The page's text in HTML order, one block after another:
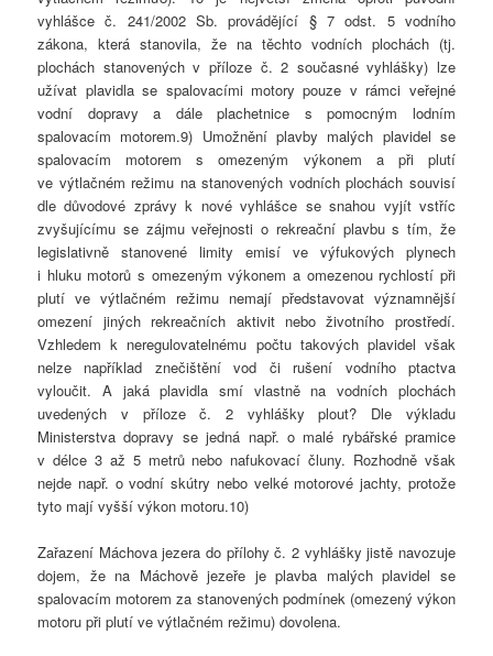
vyhlášce č. 241/2002 Sb. provádějící § 7 odst. 5 vodního
zákona, která stanovila, že na těchto vodních plochách (tj.
plochách stanovených v příloze č. 2 současné vyhlášky) lze
užívat plavidla se spalovacími motory pouze v rámci veřejné
vodní dopravy a dále plachetnice s pomocným lodním
spalovacím motorem.9) Umožnění plavby malých plavidel se
spalovacím motorem s omezeným výkonem a při plutí
ve výtlačném režimu na stanovených vodních plochách souvisí
dle důvodové zprávy k nové vyhlášce se snahou vyjít vstříc
zvyšujícímu se zájmu veřejnosti o rekreační plavbu s tím, že
legislativně stanovené limity emisí ve výfukových plynech
i hluku motorů s omezeným výkonem a omezenou rychlostí při
plutí ve výtlačném režimu nemají představovat významnější
omezení jiných rekreačních aktivit nebo životního prostředí.
Vzhledem k neregulovatelnému počtu takových plavidel však
nelze například znečištění vod či rušení vodního ptactva
vyloučit. A jaká plavidla smí vlastně na vodních plochách
uvedených v příloze č. 2 vyhlášky plout? Dle výkladu
Ministerstva dopravy se jedná např. o malé rybářské pramice
v délce 3 až 5 metrů nebo nafukovací čluny. Rozhodně však
nejde např. o vodní skútry nebo velké motorové jachty, protože
tyto mají vyšší výkon motoru.10)
Zařazení Máchova jezera do přílohy č. 2 vyhlášky jistě navozuje
dojem, že na Máchově jezeře je plavba malých plavidel se
spalovacím motorem za stanovených podmínek (omezený výkon
motoru při plutí ve výtlačném režimu) dovolena.